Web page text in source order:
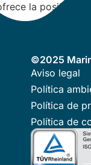
la posibilidad
©2025
Aviso legal
Política
Política de
Política de